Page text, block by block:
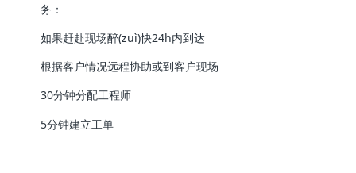
务：
如果赶赴现场醉(zuì)快24h内到达
根据客户情况远程协助或到客户现场
30分钟分配工程师
5分钟建立工单